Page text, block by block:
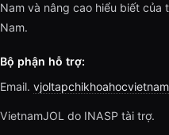
Nam và nâng cao hiểu biết của
Nam.
Bộ phận hỗ trợ:
Email.
VietnamJOL do INASP tài trợ.